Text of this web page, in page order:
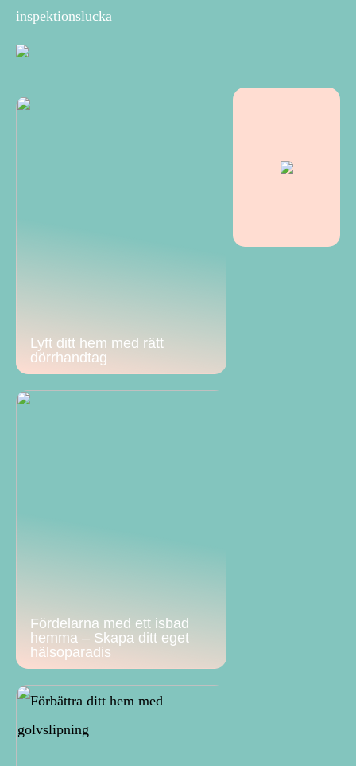
inspektionslucka
Lyft ditt hem med rätt
dörrhandtag
Fördelarna med ett isbad
hemma – Skapa ditt eget
hälsoparadis